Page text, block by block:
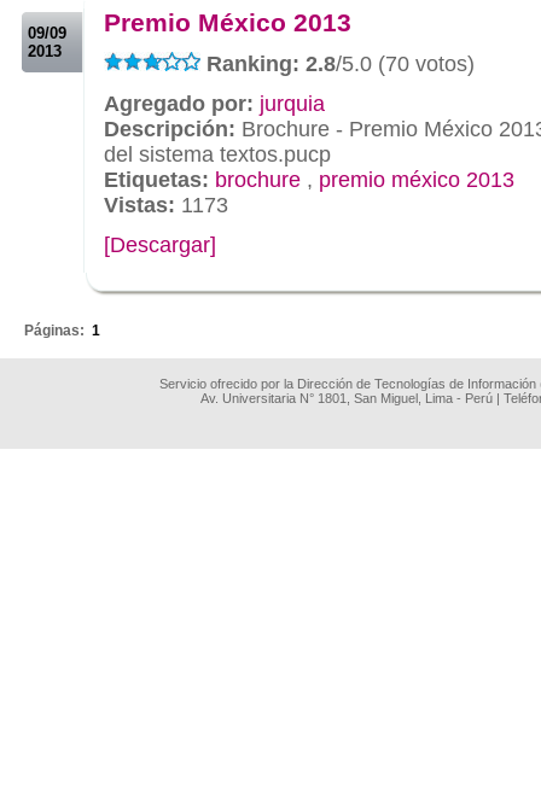
09/09
2013
Premio México 2013
Ranking: 2.8/5.0 (70 votos)
Agregado por: jurquia
Descripción: Brochure - Premio México
del sistema textos.pucp
Etiquetas: brochure , premio méxico 2013
Vistas: 1173
[Descargar]
Páginas: 1
Servicio ofrecido por la Dirección de Tecnologías de
Av. Universitaria N° 1801, San Miguel, Lima - Perú |